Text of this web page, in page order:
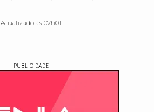
Atualizado às 07h01
PUBLICIDADE